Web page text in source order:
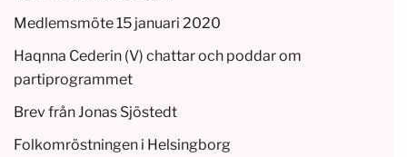
Medlemsmöte 15 januari 2020
Haqnna Cederin (V) chattar och poddar om
partiprogrammet
Brev från Jonas Sjöstedt
Folkomröstningen i Helsingborg